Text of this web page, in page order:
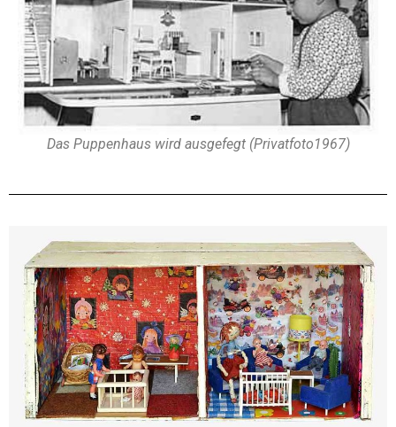
Das Puppenhaus wird ausgefegt (Privatfoto1967)